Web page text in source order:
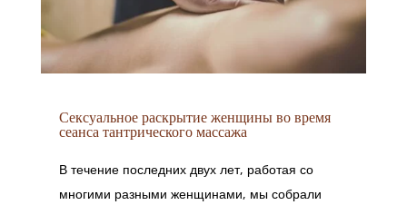
Сексуальное раскрытие женщины во время
сеанса тантрического массажа
В течение последних двух лет, работая со
многими разными женщинами, мы собрали